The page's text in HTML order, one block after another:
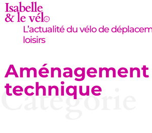
L’actualité du vélo de
loisirs
technique
Catégorie